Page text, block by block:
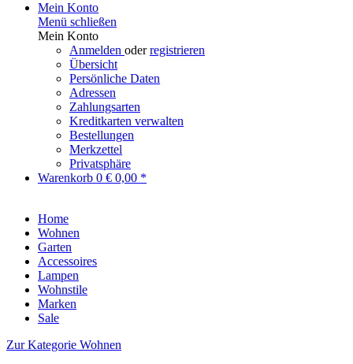
Mein Konto
Menü schließen
Mein Konto
Anmelden oderregistrieren
Übersicht
Persönliche Daten
Adressen
Zahlungsarten
Kreditkarten verwalten
Bestellungen
Merkzettel
Privatsphäre
Warenkorb 0 € 0,00 *
Home
Wohnen
Garten
Accessoires
Lampen
Wohnstile
Marken
Sale
Zur Kategorie Wohnen